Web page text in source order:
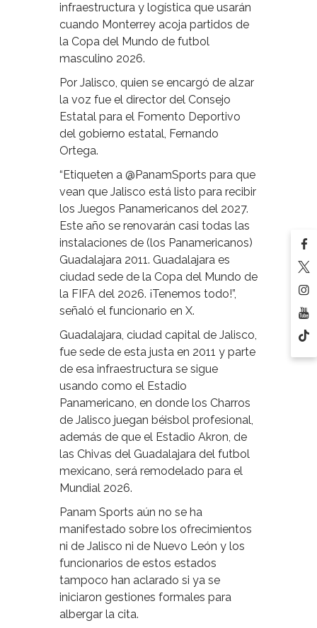
infraestructura y logística que usarán
cuando Monterrey acoja partidos de
la Copa del Mundo de futbol
masculino 2026.
Por Jalisco, quien se encargó de alzar
la voz fue el director del Consejo
Estatal para el Fomento Deportivo
del gobierno estatal, Fernando
Ortega.
“Etiqueten a @PanamSports para que
vean que Jalisco está listo para recibir
los Juegos Panamericanos del 2027.
Este año se renovarán casi todas las
instalaciones de (los Panamericanos)
Guadalajara 2011. Guadalajara es
ciudad sede de la Copa del Mundo de
la FIFA del 2026. ¡Tenemos todo!”,
señaló el funcionario en X.
Guadalajara, ciudad capital de Jalisco,
fue sede de esta justa en 2011 y parte
de esa infraestructura se sigue
usando como el Estadio
Panamericano, en donde los Charros
de Jalisco juegan béisbol profesional,
además de que el Estadio Akron, de
las Chivas del Guadalajara del futbol
mexicano, será remodelado para el
Mundial 2026.
Panam Sports aún no se ha
manifestado sobre los ofrecimientos
ni de Jalisco ni de Nuevo León y los
funcionarios de estos estados
tampoco han aclarado si ya se
iniciaron gestiones formales para
albergar la cita.